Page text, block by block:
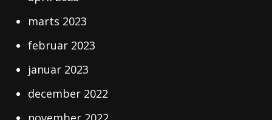
marts 2023
februar 2023
januar 2023
december 2022